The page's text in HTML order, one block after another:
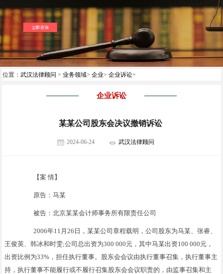
位置： 武汉法律顾问 > 业务领域> 企业> 企业诉讼>
企业诉讼
某某公司股东会决议撤销诉讼
2024-06-24 武汉法律顾问
【案 情】
原告：马某
被告：北京某某会计师事务所有限责任公司
2006年11月26日，某某公司章程载明，公司股东为马某、张睿、
王俊英、韩冰和时雯;公司总出资为300 000元，其中马某出资100 000元，
出资比例为33%，担任执行董事。股东会会议由执行董事召集，执行董事主
持，执行董事不能履行或不履行召集股东会会议职责的，由监事召集和主